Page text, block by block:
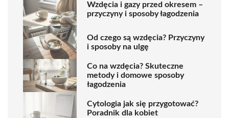
Wzdęcia i gazy przed okresem –
przyczyny i sposoby łagodzenia
Od czego są wzdęcia? Przyczyny
i sposoby na ulgę
Co na wzdęcia? Skuteczne
metody i domowe sposoby
łagodzenia
Cytologia jak się przygotować?
Poradnik dla kobiet